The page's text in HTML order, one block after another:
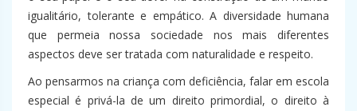
igualitário, tolerante e empático. A diversidade humana
que permeia nossa sociedade nos mais diferentes
aspectos deve ser tratada com naturalidade e respeito.
Ao pensarmos na criança com deficiência, falar em escola
especial é privá-la de um direito primordial, o direito à